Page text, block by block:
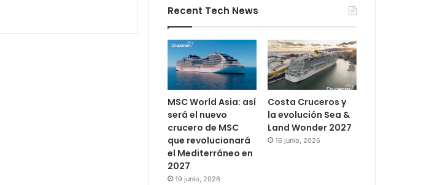
Recent Tech News
MSC World Asia: así
será el nuevo
crucero de MSC
que revolucionará
el Mediterráneo en
2027
19 junio, 2026
Costa Cruceros y
la evolución Sea &
Land Wonder 2027
16 junio, 2026